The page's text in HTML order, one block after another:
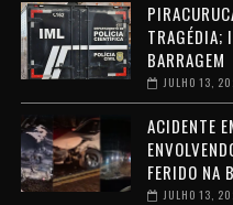
TRAGÉDIA;
BARRAGEM
JULHO 13,
ACIDENTE
FERIDO NA
JULHO 13,